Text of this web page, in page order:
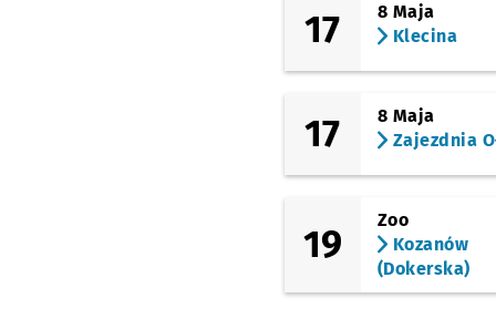
17
8 Maja
Klecina
17
8 Maja
Zajezdnia
19
Zoo
Kozanów
(Dokerska)